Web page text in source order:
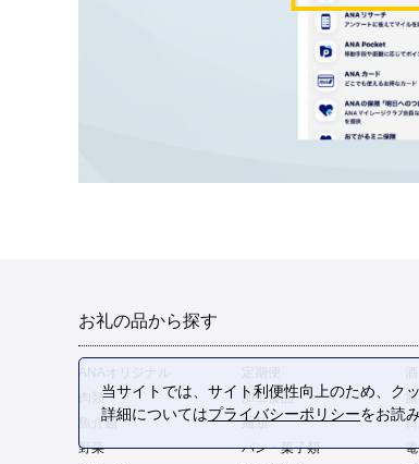
お礼の品から探す
肉類
加工食品
魚介類
麺類
日
野菜
パン・菓子類
当サイトでは、サイト利便性向上のため、ク
詳細についてはプライバシーポリシーをお読